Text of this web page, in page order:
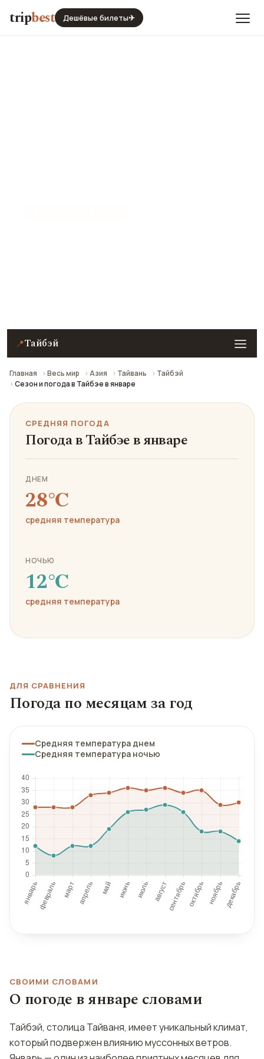
tripbest Дешёвые билеты✈
📍Тайбэй
Главная Весь мир Азия Тайвань
Тайбэй
Сезон и погода в Тайбэе в январе
СРЕДНЯЯ ПОГОДА
Погода в Тайбэе в январе
ДНЕМ
28℃
средняя температура
НОЧЬЮ
12℃
средняя температура
ДЛЯ СРАВНЕНИЯ
Погода по месяцам за год
Средняя температура днем
Средняя температура ночью
СВОИМИ СЛОВАМИ
О погоде в январе словами
Тайбэй, столица Тайваня, имеет уникальный климат,
который подвержен влиянию муссонных ветров.